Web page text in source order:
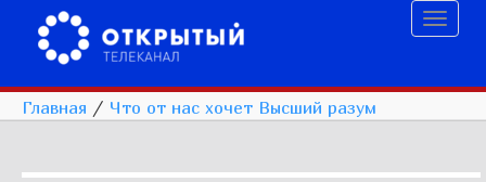
Главная / Что от нас хочет Высший разум